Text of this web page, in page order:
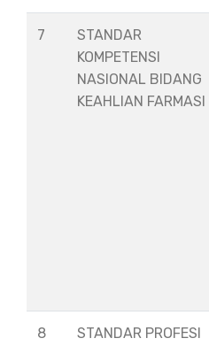
7
STANDAR
KOMPETENSI
NASIONAL BIDANG
KEAHLIAN FARMASI
8
STANDAR PROFESI